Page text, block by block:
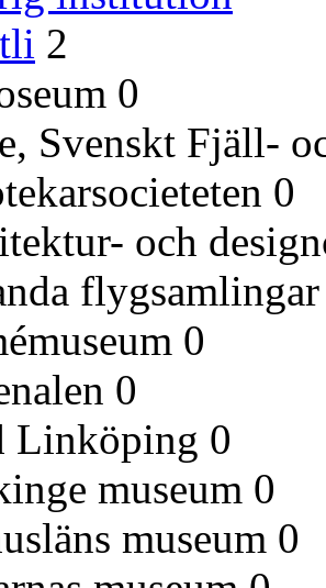
2
0
Svenskt Fjäll-
0
och
flygsamlingar
0
0
Linköping 0
museum 0
museum 0